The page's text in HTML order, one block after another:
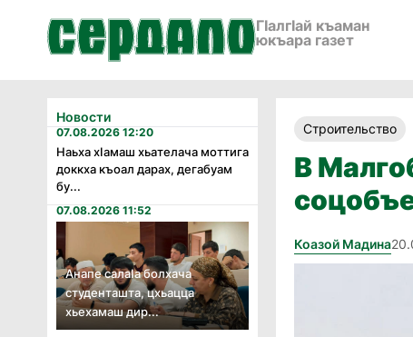
ГӀалгӀай къаман
юкъара газет
Новости
07.08.2026 12:20
Наьха хӏамаш хьателача моттига
доккха къоал дарах, дегабуам
бу...
07.08.2026 11:52
Анапе салаӏа болхача
студенташта, цхьацца
хьехамаш дир...
Строительство
В
Коазой Мадина